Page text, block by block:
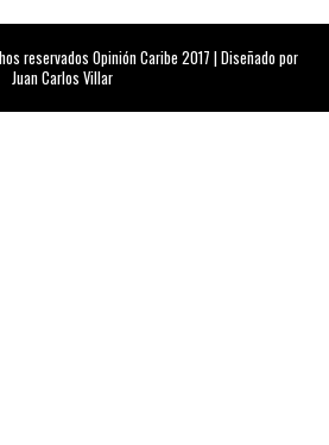
reservados Opinión Caribe 2017 | Diseñado por
Juan Carlos Villar